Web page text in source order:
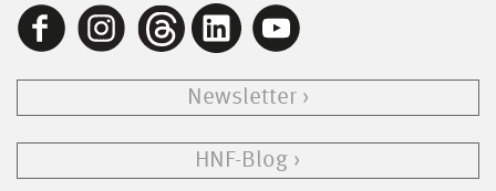
Newsletter
HNF-Blog